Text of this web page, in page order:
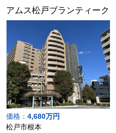
アムス松戸ブランティーク
価格： 4,680万円
松戸市根本